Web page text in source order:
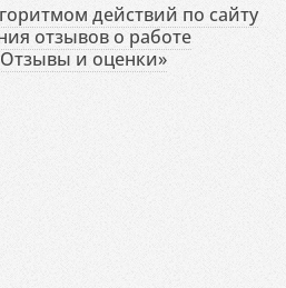
действий по сайту
отзывов о работе
и оценки»